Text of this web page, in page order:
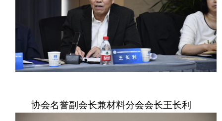
协会名誉副会长兼材料分会会长王长利